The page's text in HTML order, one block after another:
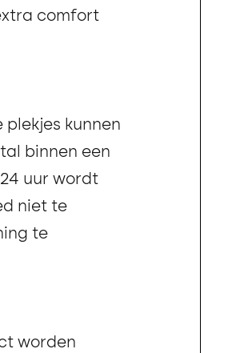
comfort
kunnen
binnen een
uur wordt
niet te
te
worden